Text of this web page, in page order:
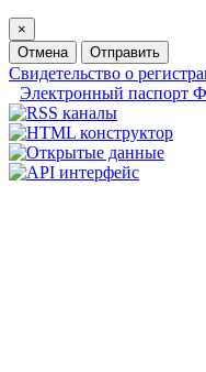
×
Отмена
Отправить
Свидетельство о
Электронный